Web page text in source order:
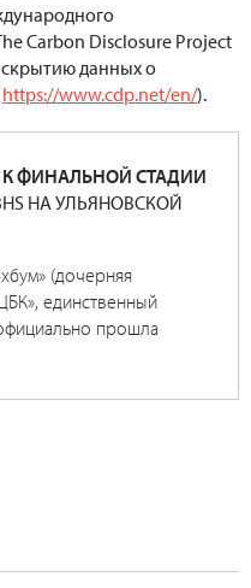
Carbon Disclosure Project
данных о
https://www.cdp.net/en/).
ФИНАЛЬНОЙ СТАДИИ
НА УЛЬЯНОВСКОЙ
(дочерняя
единственный
прошла